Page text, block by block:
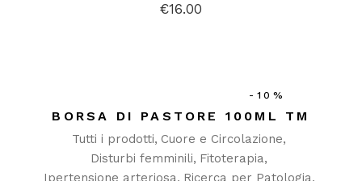
€16.00
-10%
BORSA DI PASTORE 100ML TM
Tutti i prodotti Cuore e Circolazione
Disturbi femminili Fitoterapia
Ipertensione arteriosa Ricerca per Patologia